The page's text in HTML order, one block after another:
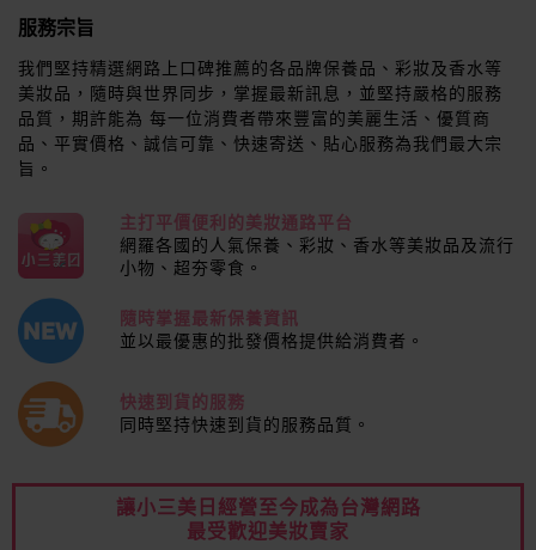
服務宗旨
我們堅持精選網路上口碑推薦的各品牌保養品、彩妝及香水等
美妝品，隨時與世界同步，掌握最新訊息，並堅持嚴格的服務
品質，期許能為 每一位消費者帶來豐富的美麗生活、優質商
品、平實價格、誠信可靠、快速寄送、貼心服務為我們最大宗
旨。
主打平價便利的美妝通路平台
網羅各國的人氣保養、彩妝、香水等美妝品及流行
小物、超夯零食。
隨時掌握最新保養資訊
並以最優惠的批發價格提供給消費者。
快速到貨的服務
同時堅持快速到貨的服務品質。
讓小三美日經營至今成為台灣網路
最受歡迎美妝賣家